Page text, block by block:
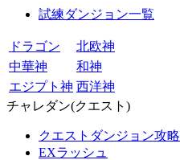
試練ダンジョン一覧
ドラゴン
北欧神
中華神
和神
エジプト神 西洋神
チャレダン(クエスト)
クエストダンジョン攻略
EXラッシュ